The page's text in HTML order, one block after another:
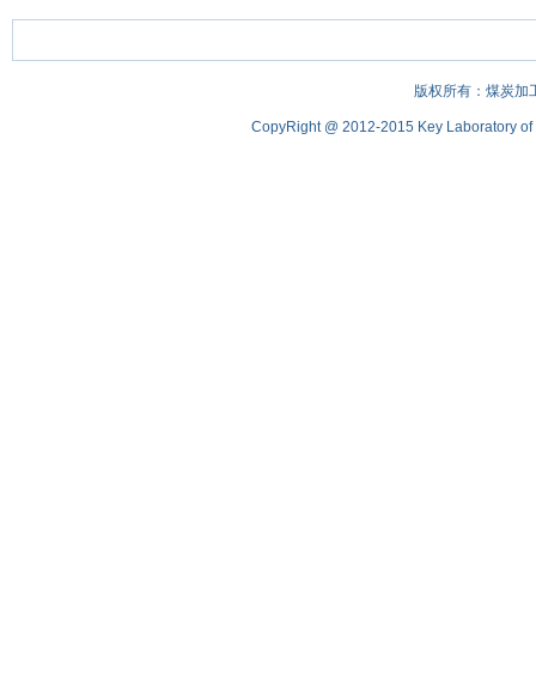
版权所有：煤炭加
CopyRight @ 2012-2015 Key Laboratory